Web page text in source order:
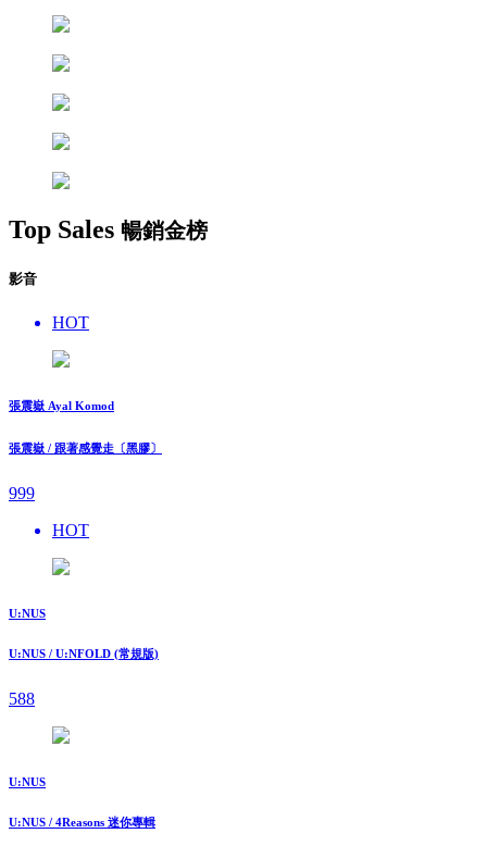
Top Sales 暢銷金榜
影音
HOT
張震嶽 Ayal Komod
張震嶽 / 跟著感覺走〔黑膠〕
999
HOT
U:NUS
U:NUS / U:NFOLD (常規版)
588
U:NUS
U:NUS / 4Reasons 迷你專輯